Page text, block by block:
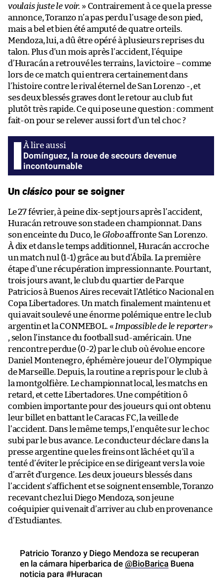
voulais juste le voir. » Contrairement à ce que la presse
annonce, Toranzo n’a pas perdu l’usage de son pied,
mais a bel et bien été amputé de quatre orteils.
Mendoza, lui, a dû être opéré à plusieurs reprises du
talon. Plus d’un mois après l’accident, l’équipe
d’Huracán a retrouvé les terrains, la victoire – comme
lors de ce match qui entrera certainement dans
l’histoire contre le rival éternel de San Lorenzo -, et
ses deux blessés graves dont le retour au club fut
plutôt très rapide. Ce qui pose une question : comment
fait-on pour se relever aussi fort d’un tel choc ?
Domínguez, la roue de secours devenue
incontournable
Unclásico pour se soigner
Le 27 février, à peine dix-sept jours après l’accident,
Huracán retrouve son stade en championnat. Dans
son enceinte du Duco, le Globoaffronte San Lorenzo.
À dix et dans le temps additionnel, Huracán accroche
un match nul (1-1) grâce au but d’Ábila. La première
étape d’une récupération impressionnante. Pourtant,
trois jours avant, le club du quartier de Parque
Patricios à Buenos Aires recevait l’Atlético Nacional en
Copa Libertadores. Un match finalement maintenu et
qui avait soulevé une énorme polémique entre le club
argentin et la CONMEBOL. « Impossible de le reporter»
, selon l’instance du football sud-américain. Une
rencontre perdue (0-2) par le club où évolue encore
Daniel Montenegro, éphémère joueur de l’Olympique
de Marseille. Depuis, la routine a repris pour le club à
la montgolfière. Le championnat local, les matchs en
retard, et cette Libertadores. Une compétition ô
combien importante pour des joueurs qui ont obtenu
leur billet en battant le Caracas FC, la veille de
l’accident. Dans le même temps, l’enquête sur le choc
subi par le bus avance. Le conducteur déclare dans la
presse argentine que les freins ont lâché et qu’il a
tenté d’éviter le précipice en se dirigeant vers la voie
d’arrêt d’urgence. Les deux joueurs blessés dans
l’accident s’affichent et se soignent ensemble, Toranzo
recevant chez lui Diego Mendoza, son jeune
coéquipier qui venait d’arriver au club en provenance
d’Estudiantes.
Patricio Toranzo y Diego Mendoza se recuperan
en la cámara hiperbarica de @BioBarica Buena
noticia para #Huracan